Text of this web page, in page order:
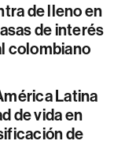
de lleno en
de interés
colombiano
Latina
de vida en
de